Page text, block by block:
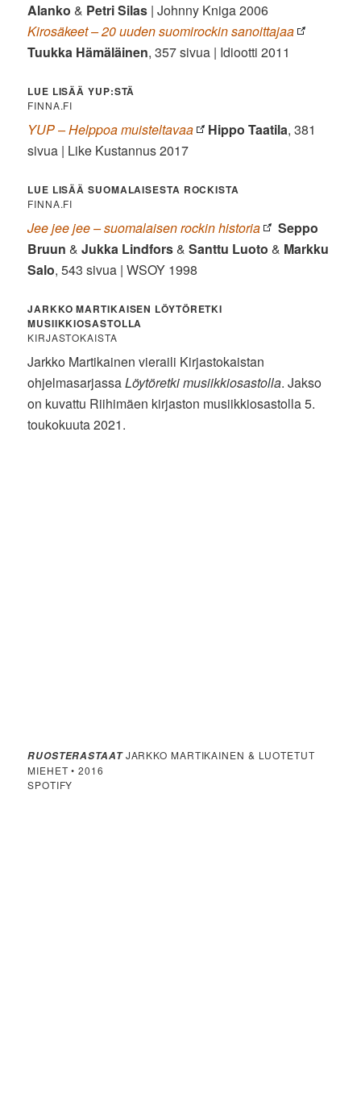
Alanko & Petri Silas | Johnny Kniga 2006
Kirosäkeet – 20 uuden suomirockin sanoittajaa
Tuukka Hämäläinen, 357 sivua | Idiootti 2011
LUE LISÄÄ YUP:STÄ
FINNA.FI
YUP – Helppoa muisteltavaa Hippo Taatila, 381
sivua | Like Kustannus 2017
LUE LISÄÄ SUOMALAISESTA ROCKISTA
FINNA.FI
Jee jee jee – suomalaisen rockin historia
Seppo
Bruun &Jukka Lindfors&Santtu Luoto & Markku
Salo, 543 sivua | WSOY 1998
JARKKO MARTIKAISEN LÖYTÖRETKI
MUSIIKKIOSASTOLLA
KIRJASTOKAISTA
Jarkko Martikainen vieraili Kirjastokaistan
ohjelmasarjassaLöytöretki musiikkiosastolla. Jakso
on kuvattu Riihimäen kirjaston musiikkiosastolla 5.
toukokuuta 2021.
RUOSTERASTAATJARKKO MARTIKAINEN & LUOTETUT
MIEHET • 2016
SPOTIFY